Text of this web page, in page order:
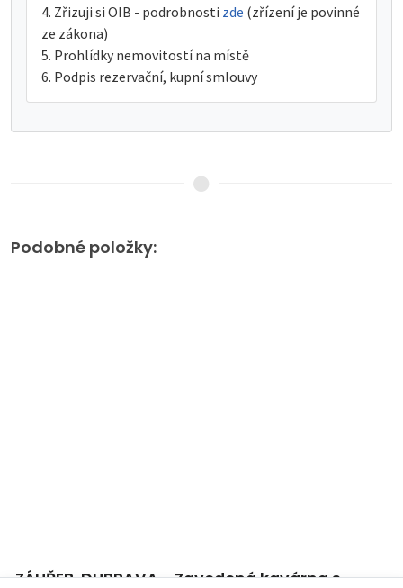
Zřizuji si OIB - podrobnosti zde (zřízení je povinné
ze zákona)
Prohlídky nemovitostí na místě
Podpis rezervační, kupní smlouvy
Podobné položky:
ZÁHŘEB, DUBRAVA - Zavedená kavárna s